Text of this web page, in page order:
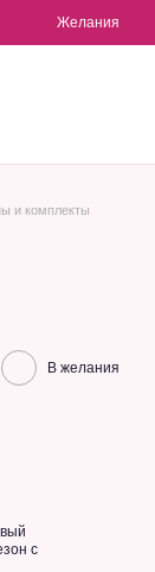
Желания
и комплекты
В желания